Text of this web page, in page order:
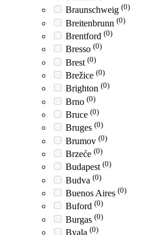
Braunschweig (0)
Breitenbrunn (0)
Brentford (0)
Bresso (0)
Brest (0)
Brežice (0)
Brighton (0)
Brno (0)
Bruce (0)
Bruges (0)
Brumov (0)
Brzeće (0)
Budapest (0)
Budva (0)
Buenos Aires (0)
Buford (0)
Burgas (0)
Byala (0)